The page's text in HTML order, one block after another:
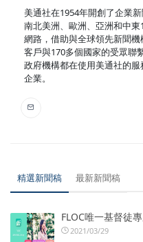
美通社在1954年開創了企業
南北美洲、歐洲、亞洲和中
網路，借助與全球領先新聞
客戶與170多個國家的受眾聯
政府機構都在使用美通社的
企業。
精選新聞稿 最新新聞稿
FLOC唯一基督徒
2021/03/29